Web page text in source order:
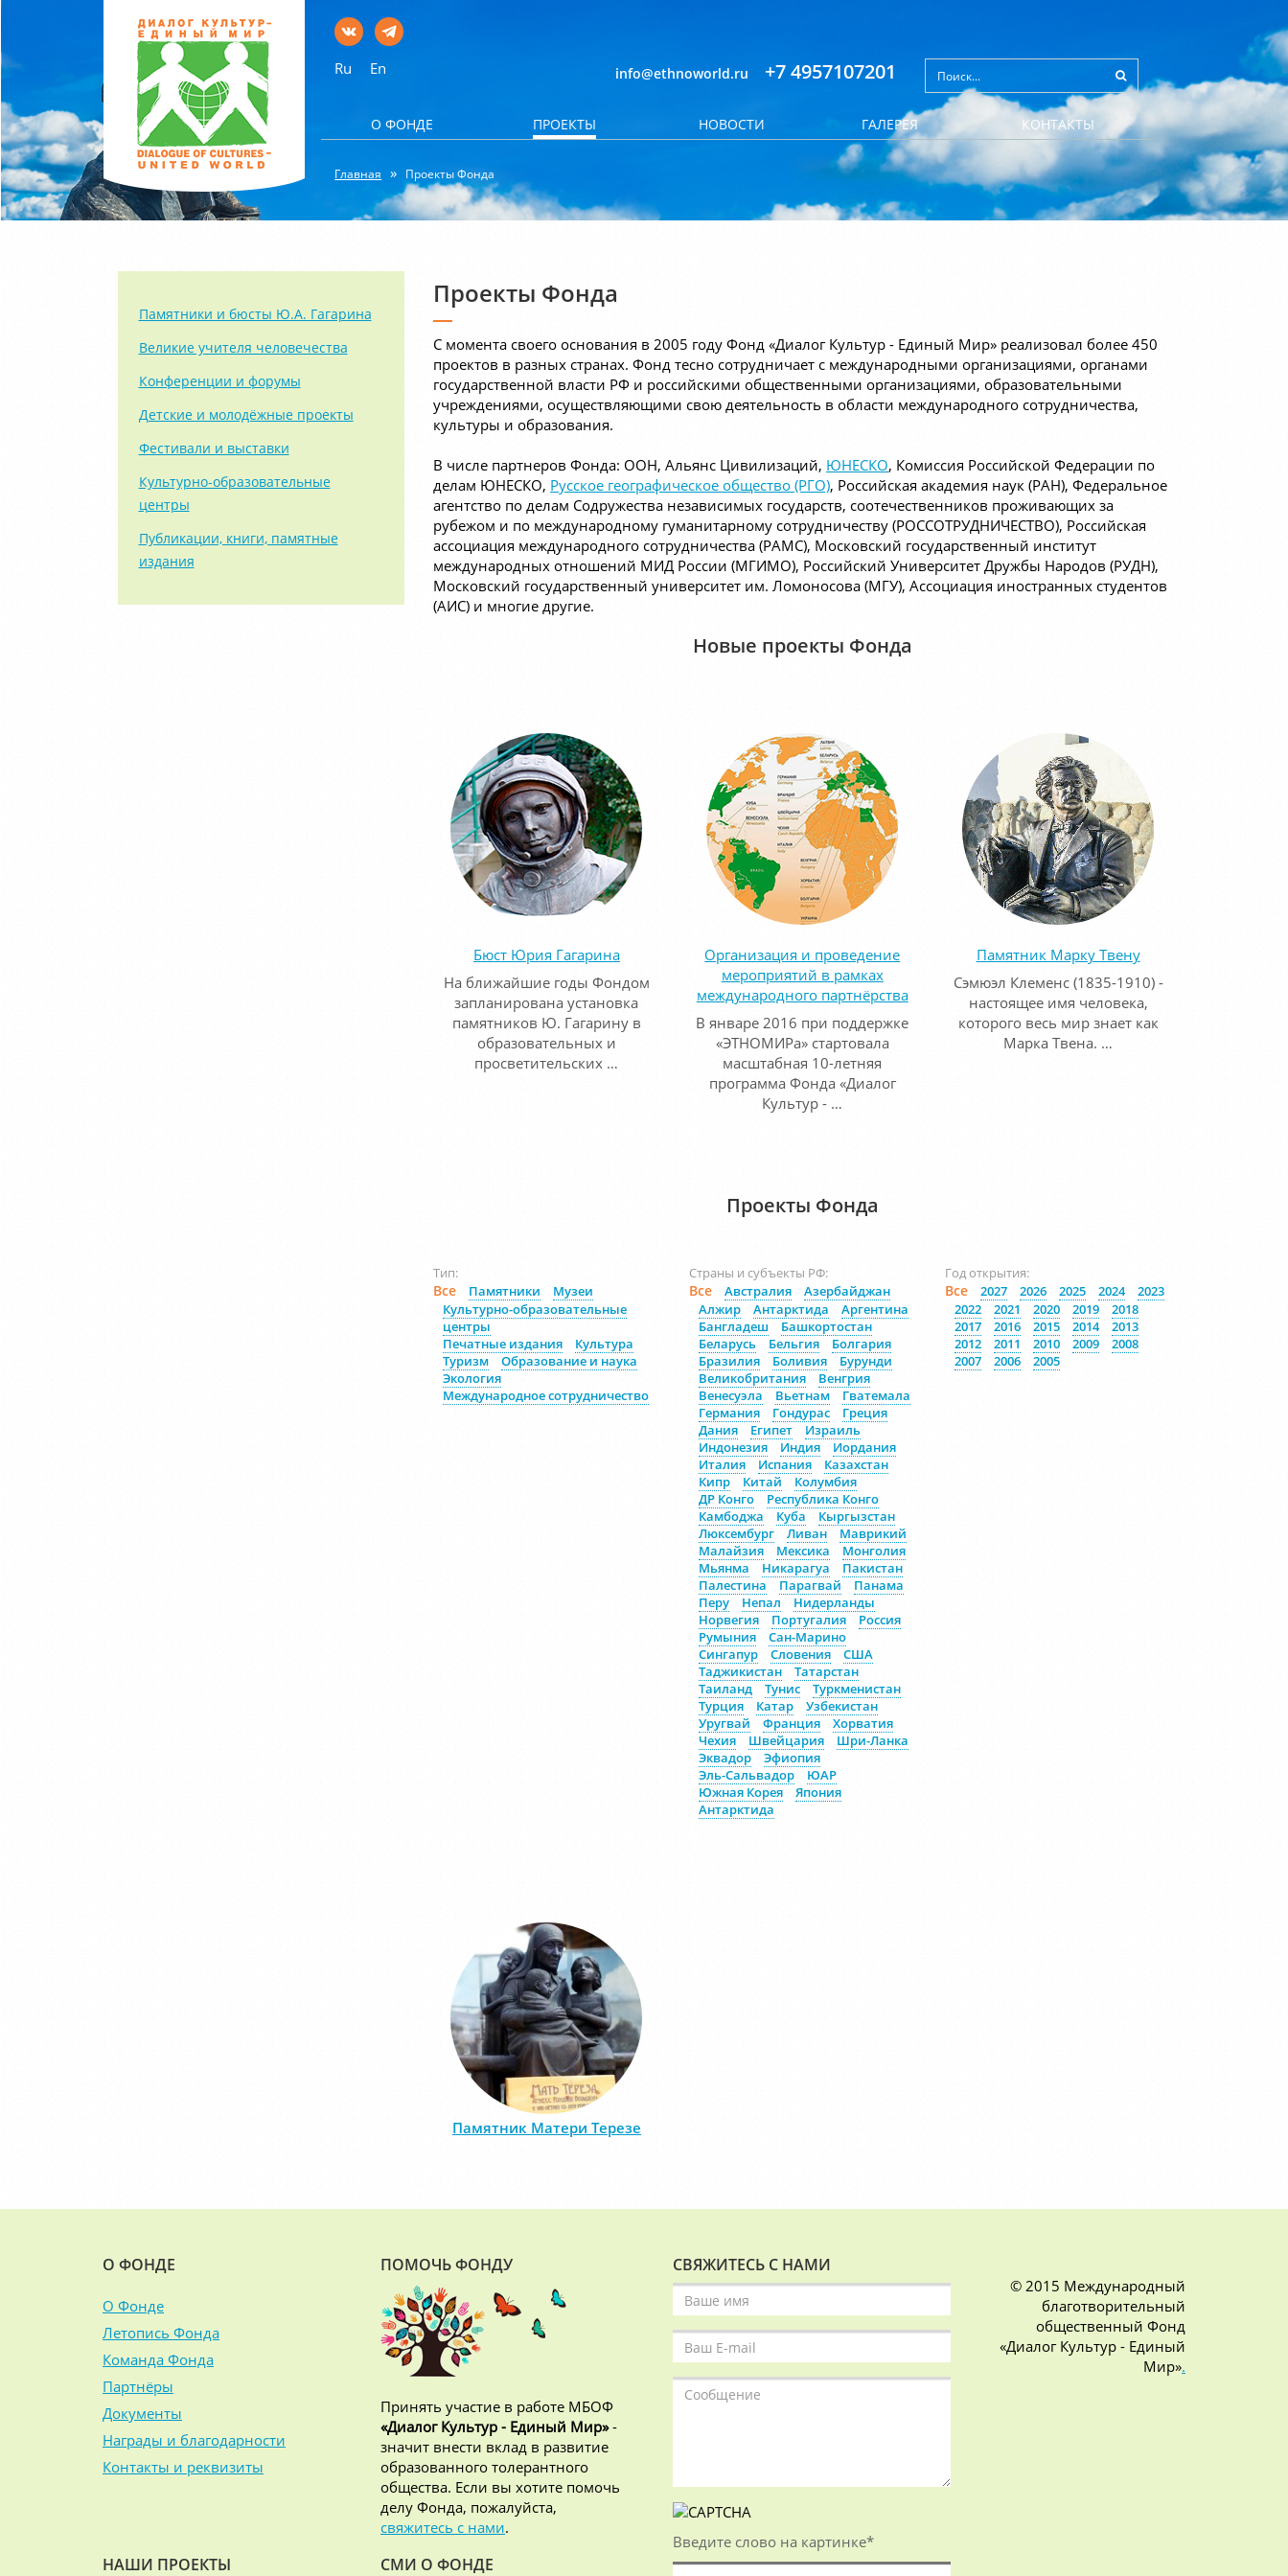
Ru En info@ethnoworld.ru +7 4957107201
О ФОНДЕ ПРОЕКТЫ НОВОСТИ ГАЛЕРЕЯ КОНТАКТЫ
Главная Проекты Фонда
Проекты Фонда
С момента своего основания в 2005 году Фонд «Диалог Культур - Единый Мир» реализовал более 450
проектов в разных странах. Фонд тесно сотрудничает с международными организациями, органами
государственной власти РФ и российскими общественными организациями, образовательными
учреждениями, осуществляющими свою деятельность в области международного сотрудничества,
культуры и образования.
В числе партнеров Фонда: ООН, Альянс Цивилизаций, ЮНЕСКО, Комиссия Российской Федерации по
делам ЮНЕСКО, Русское географическое общество (РГО), Российская академия наук (РАН), Федеральное
агентство по делам Содружества независимых государств, соотечественников проживающих за
рубежом и по международному гуманитарному сотрудничеству (РОССОТРУДНИЧЕСТВО), Российская
ассоциация международного сотрудничества (РАМС), Московский государственный институт
международных отношений МИД России (МГИМО), Российский Университет Дружбы Народов (РУДН),
Московский государственный университет им. Ломоносова (МГУ), Ассоциация иностранных студентов
(АИС) и многие другие.
Новые проекты Фонда
Бюст Юрия Гагарина
На ближайшие годы Фондом
запланирована установка
памятников Ю. Гагарину в
образовательных и
просветительских …
Организация и проведение
мероприятий в рамках
международного партнёрства
В январе 2016 при поддержке
«ЭТНОМИРа» стартовала
масштабная 10-летняя
программа Фонда «Диалог
Культур - …
Памятник Марку Твену
Сэмюэл Клеменс (1835-1910) -
настоящее имя человека,
которого весь мир знает как
Марка Твена. …
Проекты Фонда
Тип:
Все Памятники
Музеи
Культурно-образовательные
центры
Печатные издания
Культура
Туризм
Образование и наука
Экология
Международное сотрудничество
Страны и субъекты РФ:
Все Австралия
Азербайджан
Алжир
Антарктида
Аргентина
Бангладеш
Башкортостан
Беларусь
Бельгия
Болгария
Бразилия
Боливия
Бурунди
Великобритания
Венгрия
Венесуэла
Вьетнам
Гватемала
Германия
Гондурас
Греция
Дания
Египет
Израиль
Индонезия
Индия
Иордания
Италия
Испания
Казахстан
Кипр
Китай
Колумбия
ДР Конго
Республика Конго
Камбоджа
Куба
Кыргызстан
Люксембург
Ливан
Маврикий
Малайзия
Мексика
Монголия
Мьянма
Никарагуа
Пакистан
Палестина
Парагвай
Панама
Перу
Непал
Нидерланды
Норвегия
Португалия
Россия
Румыния
Сан-Марино
Сингапур
Словения
США
Таджикистан
Татарстан
Таиланд
Тунис
Туркменистан
Турция
Катар
Узбекистан
Уругвай
Франция
Хорватия
Чехия
Швейцария
Шри-Ланка
Эквадор
Эфиопия
Эль-Сальвадор
ЮАР
Южная Корея
Япония
Антарктида
Год открытия:
Все 2027 2026 2025 2024
2023
2022
2021 2020 2019
2018
2017
2016 2015 2014
2013
2012
2011 2010 2009
2008
2007
2006 2005
Памятник Матери Терезе
Памятники и бюсты Ю.А. Гагарина
Великие учителя человечества
Конференции и форумы
Детские и молодёжные проекты
Фестивали и выставки
Культурно-образовательные
центры
Публикации, книги, памятные
издания
О ФОНДЕ
О Фонде
Летопись Фонда
Команда Фонда
Партнёры
Документы
Награды и благодарности
Контакты и реквизиты
ПОМОЧЬ ФОНДУ
Принять участие в работе МБОФ
«Диалог Культур - Единый Мир»-
значит внести вклад в развитие
образованного толерантного
общества. Если вы хотите помочь
делу Фонда, пожалуйста,
свяжитесь с нами.
НАШИ ПРОЕКТЫ СМИ О ФОНДЕ
СВЯЖИТЕСЬ С НАМИ
Введите слово на картинке*
© 2015 Международный
благотворительный
общественный Фонд
«Диалог Культур - Единый
Мир».